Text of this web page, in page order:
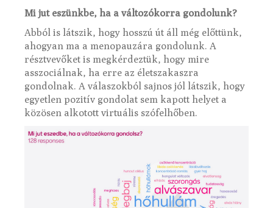
Mi jut eszünkbe, ha a változókorra gondolunk?
Abból is látszik, hogy hosszú út áll még előttünk,
ahogyan ma a menopauzára gondolunk. A
résztvevőket is megkérdeztük, hogy mire
asszociálnak, ha erre az életszakaszra
gondolnak. A válaszokból sajnos jól látszik, hogy
egyetlen pozitív gondolat sem kapott helyet a
közösen alkotott virtuális szófelhőben.